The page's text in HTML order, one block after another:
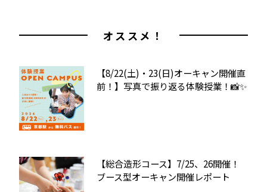
オススメ！
【8/22(土)・23(日)オーキャン開催直
前！】写真で振り返る体験授業！📸✨
【総合造形コース】7/25、26開催！
ブース型オーキャン開催レポート